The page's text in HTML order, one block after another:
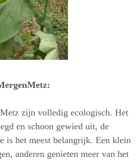
zijn volledig ecologisch. Het
en schoon gewied uit, de
is het meest belangrijk. Een klein
anderen genieten meer van het